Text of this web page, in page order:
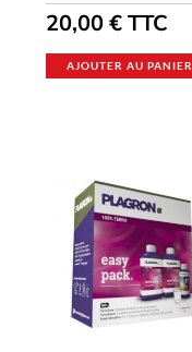
20,00€ TTC
AJOUTER AU PANIER